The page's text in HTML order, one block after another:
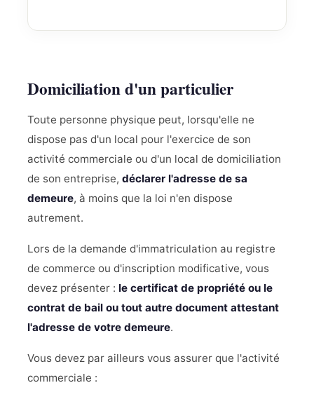
Domiciliation d'un particulier
Toute personne physique peut, lorsqu'elle ne
dispose pas d'un local pour l'exercice de son
activité commerciale ou d'un local de domiciliation
de son entreprise, déclarer l'adresse de sa
demeure, à moins que la loi n'en dispose
autrement.
Lors de la demande d'immatriculation au registre
de commerce ou d'inscription modificative, vous
devez présenter : le certificat de propriété ou le
contrat de bail ou tout autre document attestant
l'adresse de votre demeure.
Vous devez par ailleurs vous assurer que l'activité
commerciale :